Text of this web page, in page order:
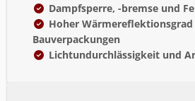
Dampfsperre, -bremse und
Hoher
Bauverpackungen
Lichtundurchlässigkeit und